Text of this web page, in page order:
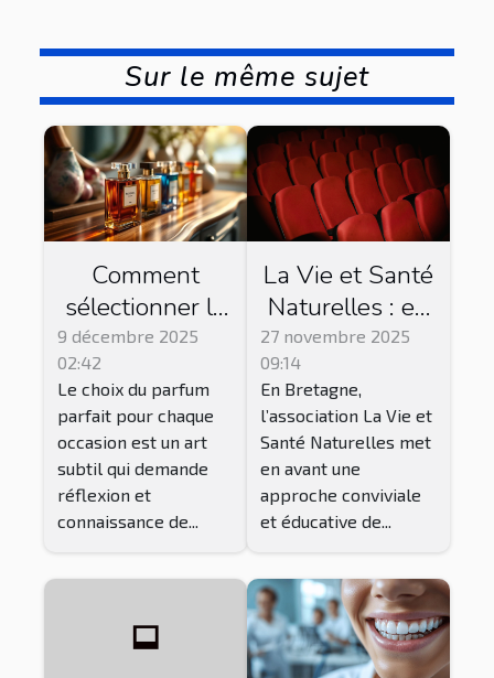
Sur le même sujet
Comment
sélectionner le
parfum parfait
pour chaque
occasion ?
9 décembre 2025
02:42
Le choix du parfum
parfait pour chaque
occasion est un art
subtil qui demande
réflexion et
connaissance de...
La Vie et Santé
Naturelles : en
Bretagne, cette
association
propose des
séances de ciné
club !
27 novembre 2025
09:14
En Bretagne,
l’association La Vie et
Santé Naturelles met
en avant une
approche conviviale
et éducative de...